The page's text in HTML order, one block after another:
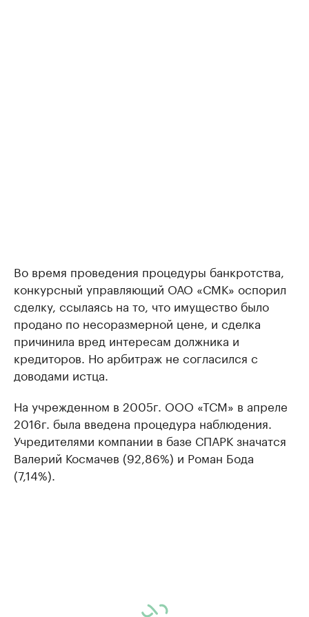
Во время проведения процедуры банкротства,
конкурсный управляющий ОАО «СМК» оспорил
сделку, ссылаясь на то, что имущество было
продано по несоразмерной цене, и сделка
причинила вред интересам должника и
кредиторов. Но арбитраж не согласился с
доводами истца.
На учрежденном в 2005г. ООО «ТСМ» в апреле
2016г. была введена процедура наблюдения.
Учредителями компании в базе СПАРК значатся
Валерий Космачев (92,86%) и Роман Бода
(7,14%).